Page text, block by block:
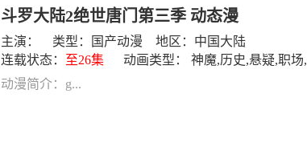
斗罗大陆2绝世唐门第三季 动态漫
主演： 类型： 国产动漫 地区：中国大陆
连载状态： 至26集 动画类型： 神魔,历史,悬疑,职场,
动漫简介：g...